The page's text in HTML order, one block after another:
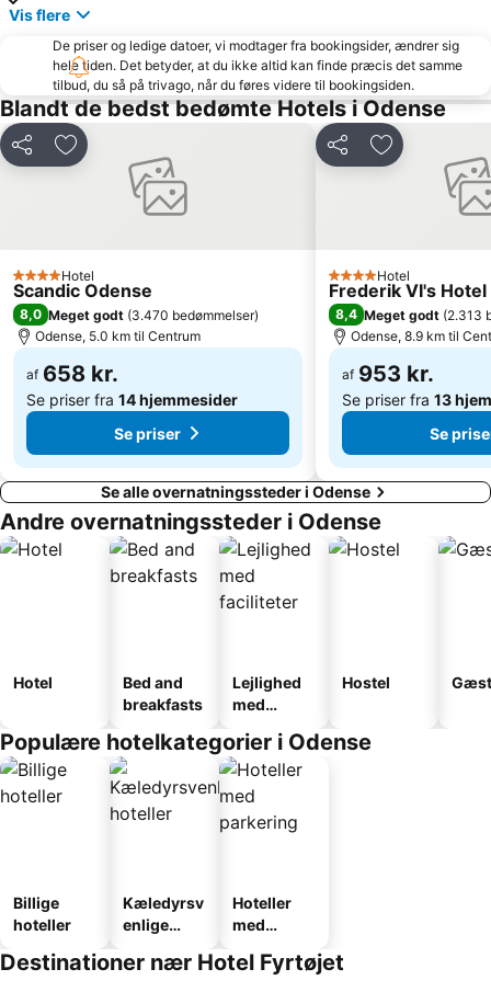
Binderup
Fast and Furious Car Show
Funen Art Museum
Kings Garden
Sandager Næs
Løverodde
Lohals Nordstrand
Strandparken Skaerbaek
Spoken Word Festival
Textiles & Fabrics Expo
Vis flere
De priser og ledige datoer, vi modtager fra bookingsider, ændrer sig
hele tiden. Det betyder, at du ikke altid kan finde præcis det samme
tilbud, du så på trivago, når du føres videre til bookingsiden.
Blandt de bedst bedømte Hotels i Odense
Del Føj til favoritter
4 Stjerner
Hotel
Scandic Odense
8,0 Meget godt (3.470 bedømmelser)
Odense, 5.0 km til Centrum
af 658 kr.
Se priser fra 14 hjemmesider
Se priser
Del Føj til
4 Stjerner
Hotel
Frederik VI's Hotel
8,4 Meget godt (2.313
Odense, 8.9 km til
af 953 kr.
Se priser fra 13
Se
Se alle overnatningssteder i Odense
Andre overnatningssteder i Odense
Hotel
Bed and
breakfasts
Lejlighed
med
Hostel
Populære hotelkategorier i Odense
Billige
hoteller
Kæledyrsv
enlige
Hoteller
med
Destinationer nær Hotel Fyrtøjet